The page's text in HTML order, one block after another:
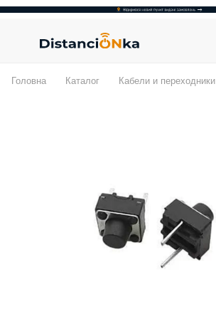
Головна Каталог Кабели и переходники